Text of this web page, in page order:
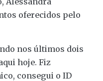
oferecidos pelo
nos últimos dois
hoje. Fiz
consegui o ID